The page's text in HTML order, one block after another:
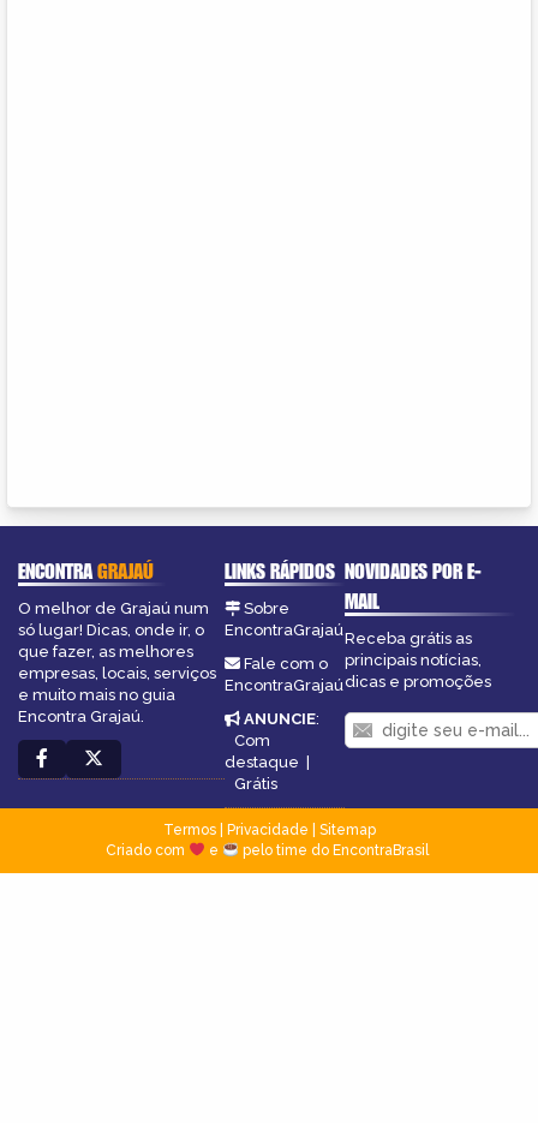
ENCONTRAGRAJAÚ
O melhor de Grajaú num
só lugar! Dicas, onde ir, o
que fazer, as melhores
empresas, locais, serviços
e muito mais no guia
Encontra Grajaú.
LINKS RÁPIDOS
Sobre
EncontraGrajaú
Fale com o
EncontraGrajaú
ANUNCIE:
Com
destaque |
Grátis
NOVIDADES POR E-
MAIL
Receba grátis as
principais notícias,
dicas e promoções
Termos| Privacidade
Sitemap
Criado com
e pelo time do EncontraBrasil